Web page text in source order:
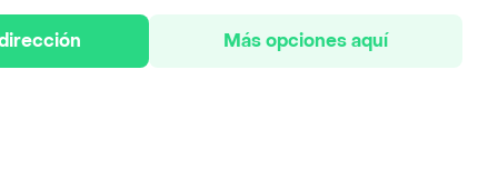
Más opciones aquí